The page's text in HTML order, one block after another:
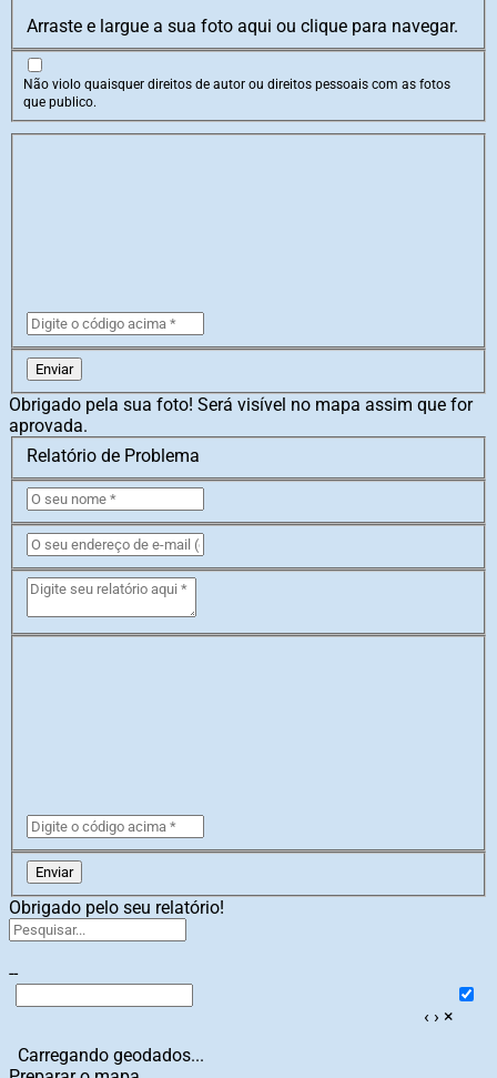
Arraste e largue a sua foto aqui ou clique para navegar.
Não violo quaisquer direitos de autor ou direitos pessoais com as fotos
que publico.
Enviar
Obrigado pela sua foto! Será visível no mapa assim que for
aprovada.
Relatório de Problema
Enviar
Obrigado pelo seu relatório!
--
‹ › ×
Carregando geodados...